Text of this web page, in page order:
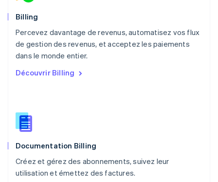
Billing
Percevez davantage de revenus, automatisez vos flux
de gestion des revenus, et acceptez les paiements
dans le monde entier.
Découvrir Billing
Documentation Billing
Créez et gérez des abonnements, suivez leur
utilisation et émettez des factures.
Nouvelle-Zélande
English
NederlandsEnglish
Pologne
English
Português English
English
Roumanie
Royaume-Uni
Singapour
English 简体中文